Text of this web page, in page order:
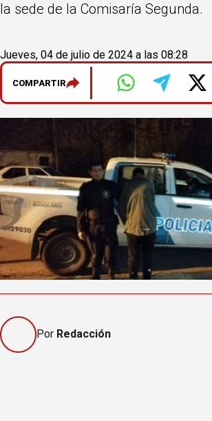
la sede de la Comisaría Segunda.
Jueves, 04 de julio de 2024 a las 08:28
COMPARTIR
Por Redacción